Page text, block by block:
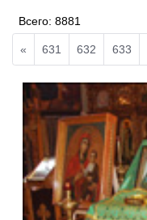
Всего:8881
« 631 632 633